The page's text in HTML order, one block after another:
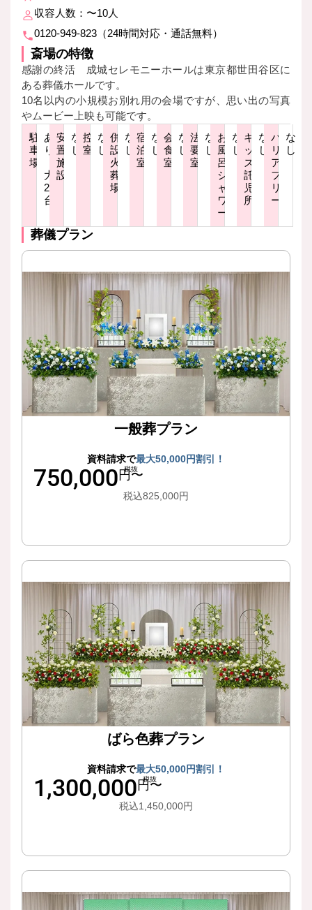
収容人数：〜10人
0120-949-823（24時間対応・通話無料）
斎場の特徴
感謝の終活 成城セレモニーホールは東京都世田谷区に
ある葬儀ホールです。
10名以内の小規模お別れ用の会場ですが、思い出の写真
やムービー上映も可能です。
駐
車
場
あ
り
（最
大
2
台）
安
置
施
設
な
し
控
室
な
し
併
設
火
葬
場
な
し
宿
泊
室
な
し
会
食
室
な
し
法
要
室
な
し
お
風
呂・
シ
ャ
ワ
ー
な
し
キ
ッ
ズ・
託
児
所
な
し
バ
リ
ア
フ
リ
ー
な
し
葬儀プラン
一般葬プラン
資料請求で最大50,000円割引！
750,000 税抜
円〜
税込825,000円
ばら色葬プラン
資料請求で最大50,000円割引！
1,300,000 税抜
円〜
税込1,450,000円